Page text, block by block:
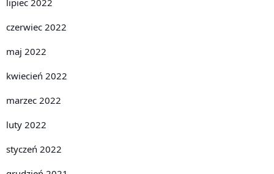
lipiec 2022
czerwiec 2022
maj 2022
kwiecień 2022
marzec 2022
luty 2022
styczeń 2022